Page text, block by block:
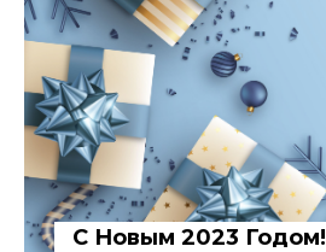
С Новым 2023 Годом!